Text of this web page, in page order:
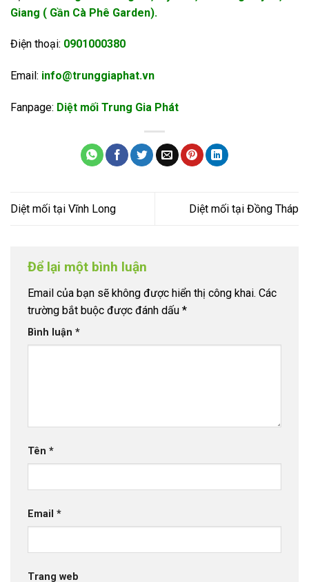
Giang ( Gần Cà Phê Garden).
Điện thoại: 0901000380
Email: info@trunggiaphat.vn
Fanpage: Diệt mối Trung Gia Phát
Diệt mối tại Vĩnh Long Diệt mối tại Đồng Tháp
Để lại một bình luận
Email của bạn sẽ không được hiển thị công khai. Các
trường bắt buộc được đánh dấu *
Bình luận *
Tên *
Email *
Trang web